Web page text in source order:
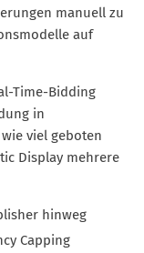
manuell zu
auf
Time-Bidding
in
viel geboten
Display mehrere
hinweg
Capping